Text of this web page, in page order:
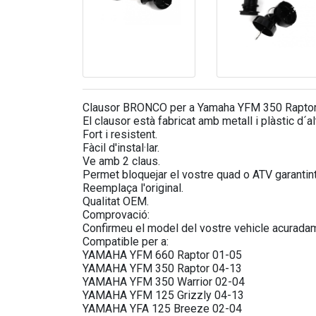
Clausor BRONCO per a Yamaha YFM 350
El clausor està fabricat amb metall i plàstic
Fort i resistent.
Fàcil d'instal·lar.
Ve amb 2 claus.
Permet bloquejar el vostre quad o ATV
Reemplaça l'original.
Qualitat OEM.
Comprovació:
Confirmeu el model del vostre vehicle
Compatible per a:
YAMAHA YFM 660 Raptor 01-05
YAMAHA YFM 350 Raptor 04-13
YAMAHA YFM 350 Warrior 02-04
YAMAHA YFM 125 Grizzly 04-13
YAMAHA YFA 125 Breeze 02-04